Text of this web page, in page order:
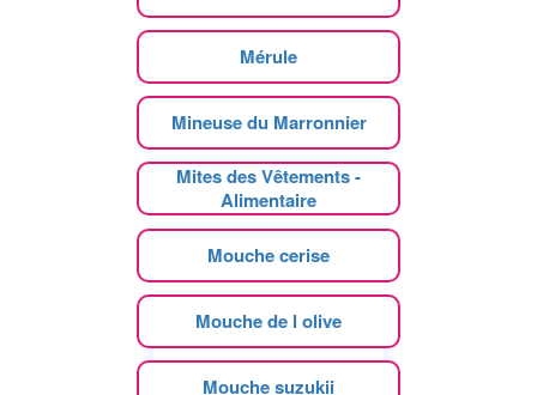
Mérule
Mineuse du Marronnier
Mites des Vêtements -
Alimentaire
Mouche cerise
Mouche de l olive
Mouche suzukii